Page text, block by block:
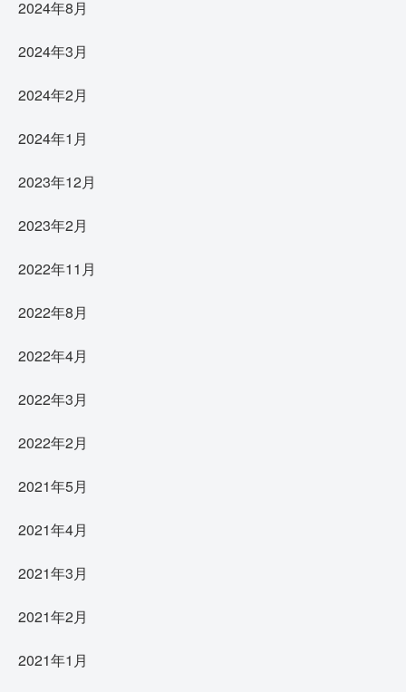
2024年8月
2024年3月
2024年2月
2024年1月
2023年12月
2023年2月
2022年11月
2022年8月
2022年4月
2022年3月
2022年2月
2021年5月
2021年4月
2021年3月
2021年2月
2021年1月